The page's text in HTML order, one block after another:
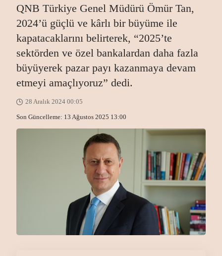
QNB Türkiye Genel Müdürü Ömür Tan,
2024’ü güçlü ve kârlı bir büyüme ile
kapatacaklarını belirterek, “2025’te
sektörden ve özel bankalardan daha fazla
büyüyerek pazar payı kazanmaya devam
etmeyi amaçlıyoruz” dedi.
Son Güncelleme: 13 Ağustos 2025 13:00
28 Aralık 2024 00:05